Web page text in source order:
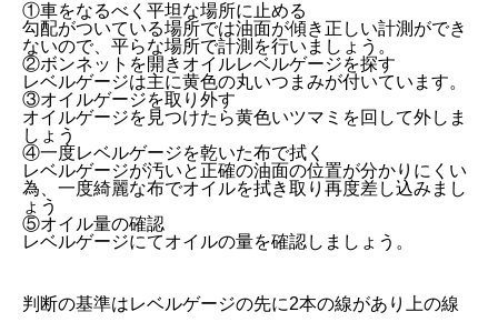
①車をなるべく平坦な場所に止める
勾配がついている場所では油面が傾き正しい計測ができ
ないので、平らな場所で計測を行いましょう。
②ボンネットを開きオイルレベルゲージを探す
レベルゲージは主に黄色の丸いつまみが付いています。
③オイルゲージを取り外す
オイルゲージを見つけたら黄色いツマミを回して外しま
しょう
④一度レベルゲージを乾いた布で拭く
レベルゲージが汚いと正確の油面の位置が分かりにくい
為、一度綺麗な布でオイルを拭き取り再度差し込みまし
ょう
⑤オイル量の確認
レベルゲージにてオイルの量を確認しましょう。
判断の基準はレベルゲージの先に2本の線があり上の線